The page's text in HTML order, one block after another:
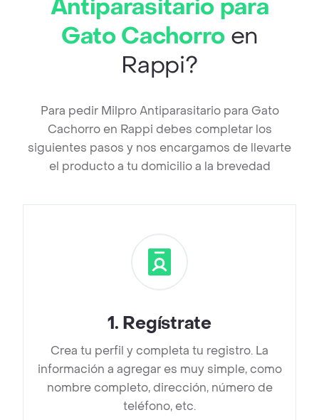
Antiparasitario para
Gato Cachorroen
Rappi?
Para pedir Milpro Antiparasitario para Gato
Cachorro en Rappi debes completar los
siguientes pasos y nos encargamos de llevarte
el producto a tu domicilio a la brevedad
1. Regístrate
Crea tu perfil y completa tu registro. La
información a agregar es muy simple, como
nombre completo, dirección, número de
teléfono, etc.